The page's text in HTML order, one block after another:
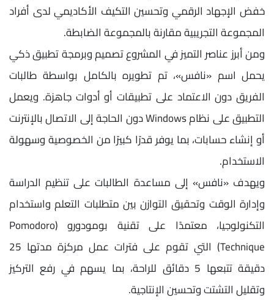
خفض الإجهاد الرقمي وتحسين التكيف الأكاديمي لدى أفراد
المجموعة التجريبية مقارنة بالمجموعة الضابطة.
ومن أبرز عناصر التميز في المشروع تصميم وبرمجة تطبيق ذكي
يحمل اسم «نافس»، تم تطويره بالكامل بواسطة طالبات
الفريق دون الاعتماد على تطبيقات أو أدوات جاهزة. ويعمل
التطبيق على نظام Windows دون الحاجة إلى الاتصال بالإنترنت
أو إنشاء حسابات، بما يوفر قدرًا كبيرًا من الخصوصية وسهولة
الاستخدام.
ويهدف «نافس» إلى مساعدة الطالبات على تنظيم الدراسة
وإدارة الوقت وتحقيق التوازن بين متطلبات التعلم واستخدام
التكنولوجيا، معتمدًا على تقنية بومودورو (Pomodoro
Technique) التي تقوم على فترات عمل مركزة مدتها 25
دقيقة تتبعها 5 دقائق للراحة، بما يسهم في رفع التركيز
وتقليل التشتت وتحسين الإنتاجية.